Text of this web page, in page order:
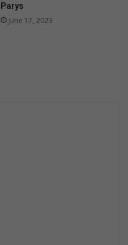
Parys
June 17, 2023